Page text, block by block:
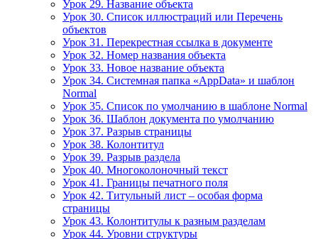
Урок 29. Название объекта
Урок 30. Список иллюстраций или Перечень
объектов
Урок 31. Перекрестная ссылка в документе
Урок 32. Номер названия объекта
Урок 33. Новое название объекта
Урок 34. Системная папка «AppData» и шаблон
Normal
Урок 35. Список по умолчанию в шаблоне Normal
Урок 36. Шаблон документа по умолчанию
Урок 37. Разрыв страницы
Урок 38. Колонтитул
Урок 39. Разрыв раздела
Урок 40. Многоколоночный текст
Урок 41. Границы печатного поля
Урок 42. Титульный лист – особая форма
страницы
Урок 43. Колонтитулы к разным разделам
Урок 44. Уровни структуры